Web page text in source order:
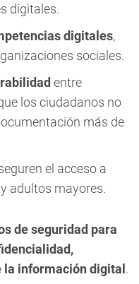
digitales.
digitales,
sociales.
entre
los ciudadanos no
más de
el acceso a
adultos mayores.
de seguridad para
la información digital.